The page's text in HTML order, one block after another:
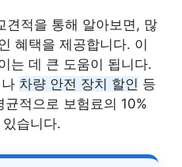
견적을 통해 알아보면, 많
혜택을 제공합니다. 이
는 데 큰 도움이 됩니다.
차량 안전 장치 할인 등
적으로 보험료의 10%
습니다.